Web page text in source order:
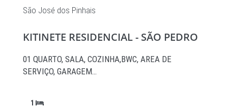
São José dos Pinhais
KITINETE RESIDENCIAL - SÃO PEDRO
01 QUARTO, SALA, COZINHA,BWC, AREA DE
SERVIÇO, GARAGEM…
1